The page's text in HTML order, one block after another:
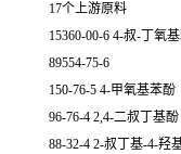
17个上游原料
15360-00-6 4-叔-丁氧
89554-75-6
150-76-5 4-甲氧基苯酚
96-76-4 2,4-二叔丁基酚
88-32-4 2-叔丁基-4-羟